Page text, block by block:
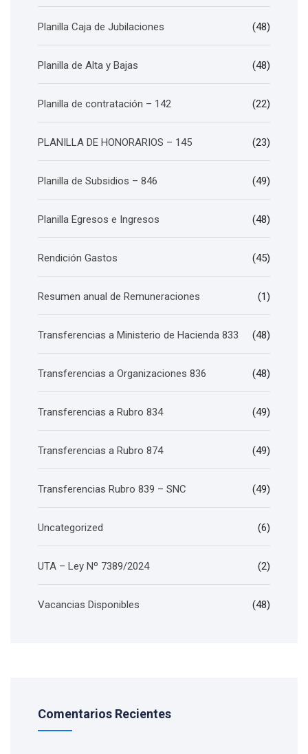
Planilla Caja de Jubilaciones (48)
Planilla de Alta y Bajas (48)
Planilla de contratación – 142 (22)
PLANILLA DE HONORARIOS – 145 (23)
Planilla de Subsidios – 846 (49)
Planilla Egresos e Ingresos (48)
Rendición Gastos (45)
Resumen anual de Remuneraciones (1)
Transferencias a Ministerio de Hacienda 833 (48)
Transferencias a Organizaciones 836 (48)
Transferencias a Rubro 834 (49)
Transferencias a Rubro 874 (49)
Transferencias Rubro 839 – SNC (49)
Uncategorized (6)
UTA – Ley Nº 7389/2024 (2)
Vacancias Disponibles (48)
Comentarios Recientes